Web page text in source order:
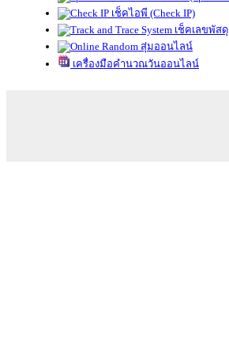
เช็คไอพี (Check IP)
เช็คเลขพัสดุ
สุ่มออนไลน์
เครื่องมือคำนวณวันออนไลน์